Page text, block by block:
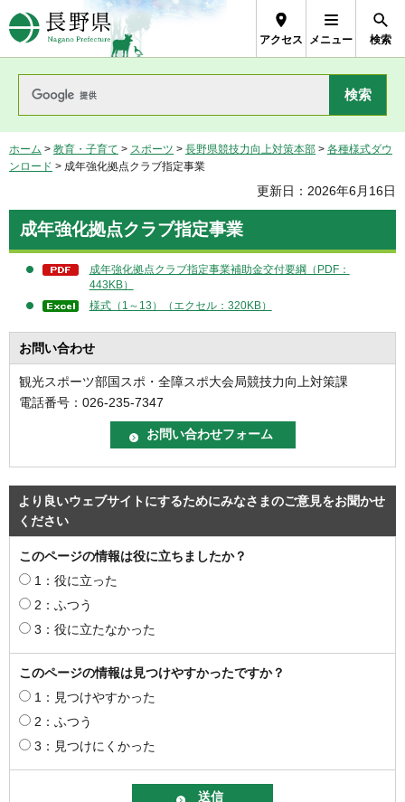
長野県Nagano Prefecture
アクセス メニュー 検索
ホーム > 教育・子育て > スポーツ > 長野県競技力向上対策本部 > 各種様式ダウ
ンロード > 成年強化拠点クラブ指定事業
更新日：2026年6月16日
成年強化拠点クラブ指定事業
成年強化拠点クラブ指定事業補助金交付要綱（PDF：
443KB）
様式（1～13）（エクセル：320KB）
お問い合わせ
観光スポーツ部国スポ・全障スポ大会局競技力向上対策課
電話番号：026-235-7347
より良いウェブサイトにするためにみなさまのご意見をお聞かせ
ください
このページの情報は役に立ちましたか？
1：役に立った
2：ふつう
3：役に立たなかった
このページの情報は見つけやすかったですか？
1：見つけやすかった
2：ふつう
3：見つけにくかった